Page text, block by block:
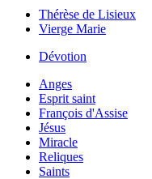
Thérèse de Lisieux
Vierge Marie
Dévotion
Anges
Esprit saint
François d'Assise
Jésus
Miracle
Reliques
Saints